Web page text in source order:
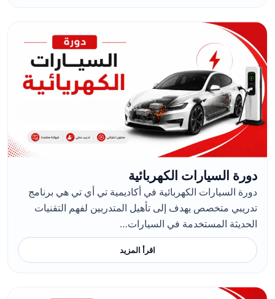
دورة السيارات الكهربائية
دورة السيارات الكهربائية في أكاديمية تي أي تي هي برنامج
تدريبي متخصص يهدف إلى تأهيل المتدربين لفهم التقنيات
الحديثة المستخدمة في السيارات…
اقرأ المزيد